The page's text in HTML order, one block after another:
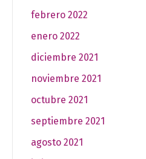
febrero 2022
enero 2022
diciembre 2021
noviembre 2021
octubre 2021
septiembre 2021
agosto 2021